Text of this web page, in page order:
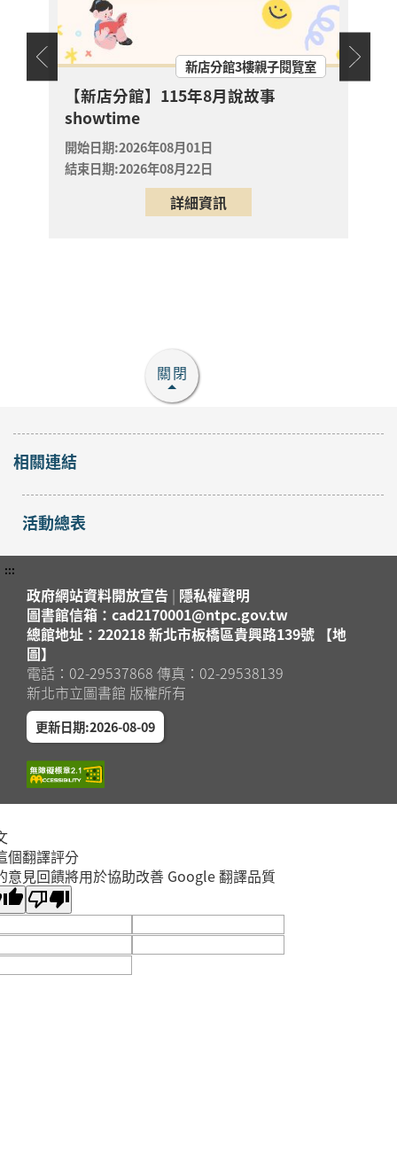
淡水區
【淡水竹圍分館】上午
場國小多元閱讀主題研
習班《心的故事樹—從
書頁開始的溫暖冒險--
科學實驗室裡的放電章
魚》
2026年08月29日
淡水竹圍分館
【淡水竹圍分館】上午
2026年08月29日
淡水竹圍分館
蘆洲區
「手縫熱氣球吊飾」手
開放
蘆洲區
蘆洲集賢分館4樓研習教
室
開放
蘆洲區
「防蚊液」手作課程
2026年08月15日
蘆洲集賢分館4樓研習教
室
蘆洲區
「冰皮月餅」手作課程
林口區
射－望遠鏡工作坊】
2026年08月15日
9/12用行動表達愛講
新店分館3樓親子閱覽室
【新店分館】115年8月說故事
showtime
開始日期:2026年08月01日
結束日期:2026年08月22日
詳細資訊
結束
關閉
相關連結
活動總表
:::
政府網站資料開放宣告 | 隱私權聲明
圖書館信箱：cad2170001@ntpc.gov.tw
總館地址：220218 新北市板橋區貴興路139號 【地
圖】
電話：02-29537868 傳真：02-29538139
新北市立圖書館 版權所有
更新日期:2026-08-09
個翻譯評分
意見回饋將用於協助改善 Google 翻譯品質